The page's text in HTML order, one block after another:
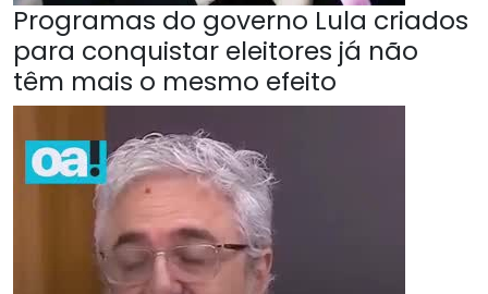
Programas do governo Lula criados
para conquistar eleitores já não
têm mais o mesmo efeito